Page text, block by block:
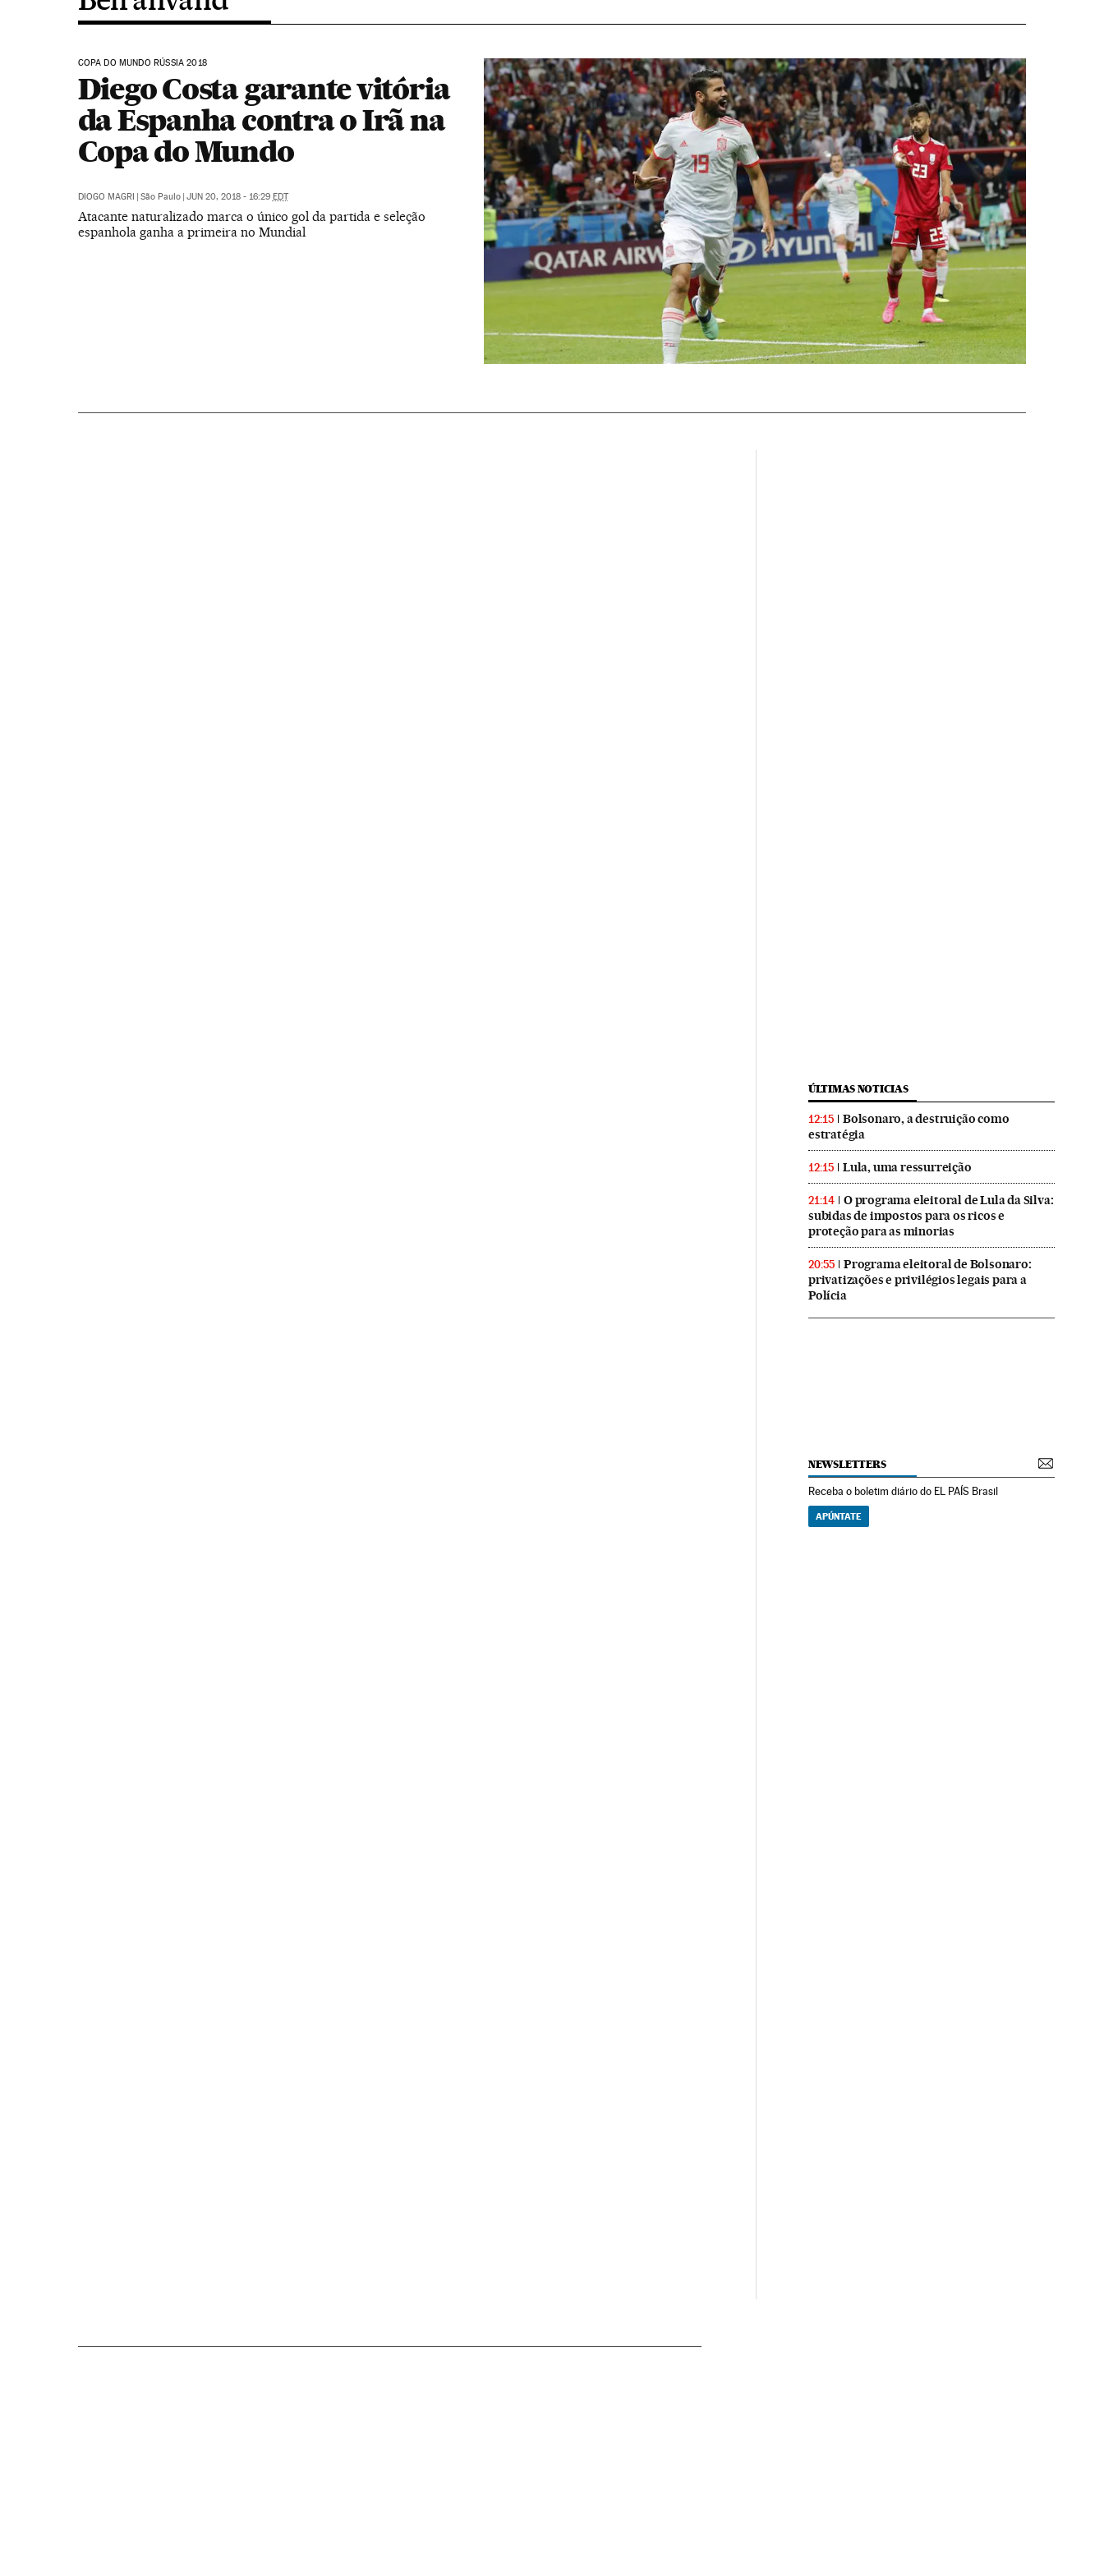
COPA DO MUNDO RÚSSIA 2018
Diego Costa garante vitória
da Espanha contra o Irã na
Copa do Mundo
DIOGO MAGRI | São Paulo | JUN 20, 2018 - 16:29 EDT
Atacante naturalizado marca o único gol da partida e seleção
espanhola ganha a primeira no Mundial
ÚLTIMAS NOTICIAS
12:15
Bolsonaro, a destruição como
estratégia
12:15 Lula, uma ressurreição
21:14
O programa eleitoral de Lula da Silva:
subidas de impostos para os ricos e
proteção para as minorias
20:55
Programa eleitoral de Bolsonaro:
privatizações e privilégios legais para a
Polícia
NEWSLETTERS
Receba o boletim diário do EL PAÍS Brasil
APÚNTATE